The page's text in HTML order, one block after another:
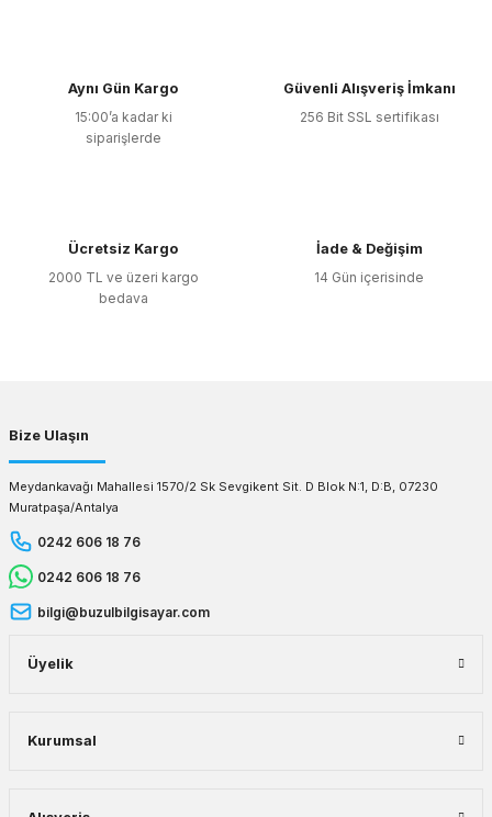
Ürün resmi kalitesiz, bozuk veya görüntülenemiyor.
Ürün açıklamasında eksik bilgiler bulunuyor.
Ürün bilgilerinde hatalar bulunuyor.
Aynı Gün Kargo
15:00’a kadar ki
siparişlerde
Güvenli Alışveriş İmkanı
256 Bit SSL sertifikası
Ücretsiz Kargo
2000 TL ve üzeri kargo
bedava
İade & Değişim
14 Gün içerisinde
Bize Ulaşın
Meydankavağı Mahallesi 1570/2 Sk Sevgikent Sit. D Blok N:1, D:B, 07230
Muratpaşa/Antalya
0242 606 18 76
0242 606 18 76
bilgi@buzulbilgisayar.com
Üyelik
Kurumsal